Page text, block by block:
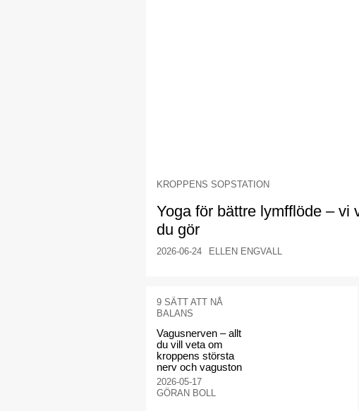
KROPPENS SOPSTATION
Yoga för bättre lymfflöde – vi
du gör
2026-06-24 ELLEN ENGVALL
9 SÄTT ATT NÅ
BALANS
Vagusnerven – allt
du vill veta om
kroppens största
nerv och vaguston
2026-05-17
GÖRAN BOLL